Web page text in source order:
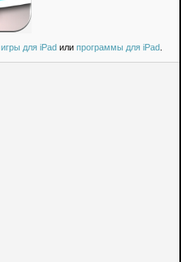
игры для iPad или программы для iPad